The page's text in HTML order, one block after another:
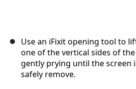
Use an iFixit opening tool to
one of the vertical sides of
gently prying until the screen
safely remove.